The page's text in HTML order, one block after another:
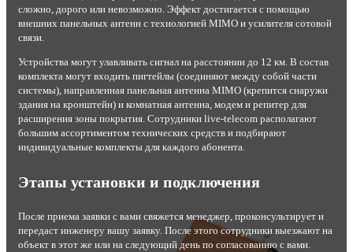
сложно, дорого или невозможно. Эффект достигается с помощью
внешних панельных антенн с технологией MIMO и усилителя сотовой
связи.
Устройства могут улавливать сигнал на расстоянии до 12 км. В состав
комплекта могут входить пигтейлы (соединяют между собой части
системы), направленная панельная антенна MIMO (крепится снаружи
здания на кронштейн) и комнатная антенна, модем и репитер для
расширения зоны покрытия. Сотрудники live-telecom располагают
большим ассортиментом технических средств и подбирают
индивидуальные комплекты для каждого абонента.
Этапы установки и подключения
После приема заявки с вами свяжется менеджер, проконсультирует и
передаст инженеру вашу заявку. После этого сотрудники выезжают на
объект в этот же или на следующий день по согласованию с вами.